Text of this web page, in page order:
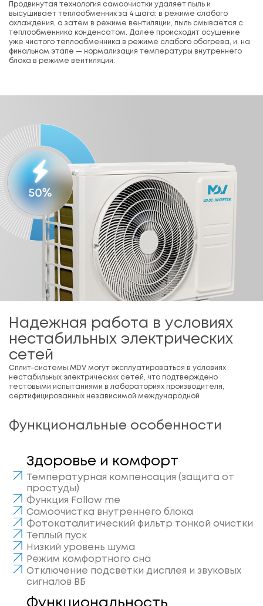
Продвинутая технология самоочистки удаляет пыль и
высушивает теплообменник за 4 шага: в режиме слабого
охлаждения, а затем в режиме вентиляции, пыль смывается с
теплообменника конденсатом. Далее происходит осушение
уже чистого теплообменника в режиме слабого обогрева, и, на
финальном этапе — нормализация температуры внутреннего
блока в режиме вентиляции.
Надежная работа в условиях
нестабильных электрических
сетей
Сплит-системы MDV могут эксплуатироваться в условиях
нестабильных электрических сетей, что подтверждено
тестовыми испытаниями в лабораториях производителя,
сертифицированных независимой международной
Функциональные особенности
Здоровье и комфорт
Температурная компенсация (защита от
простуды)
Функция Follow me
Самоочистка внутреннего блока
Фотокаталитический фильтр тонкой очистки
Теплый пуск
Низкий уровень шума
Режим комфортного сна
Отключение подсветки дисплея и звуковых
сигналов ВБ
Функциональность